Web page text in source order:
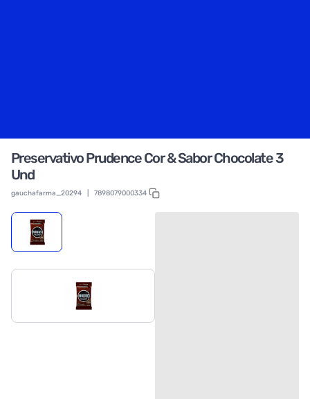
Preservativo Prudence Cor & Sabor Chocolate 3
Und
gauchafarma_20294 7898079000334